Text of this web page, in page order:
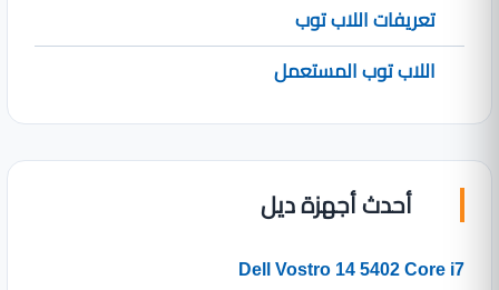
تعريفات اللاب توب
اللاب توب المستعمل
أحدث أجهزة ديل
Dell Vostro 14 5402 Core i7